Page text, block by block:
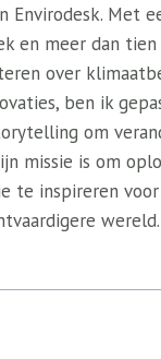
Envirodesk. Met
en meer dan tien
over
ben ik
om
missie is om
te inspireren
wereld.